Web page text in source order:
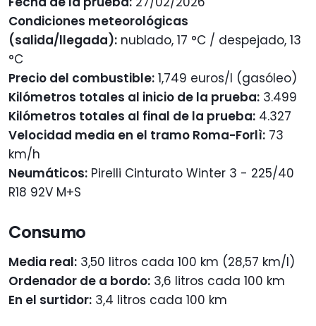
Condiciones meteorológicas
(salida/llegada): nublado, 17 °C / despejado, 13
°C
Precio del combustible: 1,749 euros/l (gasóleo)
Kilómetros totales al inicio de la prueba: 3.499
Kilómetros totales al final de la prueba: 4.327
Velocidad media en el tramo Roma-Forlì: 73
km/h
Neumáticos: Pirelli Cinturato Winter 3 - 225/40
R18 92V M+S
Consumo
Media real: 3,50 litros cada 100 km (28,57 km/l)
Ordenador de a bordo: 3,6 litros cada 100 km
En el surtidor: 3,4 litros cada 100 km